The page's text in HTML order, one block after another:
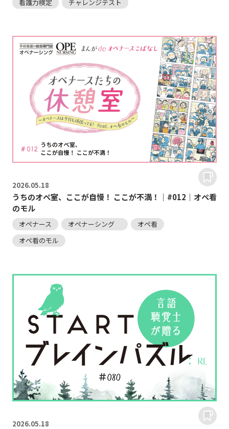
看護力検定 チャレンジテスト
2026.05.18
うちのオペ室、ここが自慢！ ここが不満！｜#012｜オペ看
のモル
オペナース オペナーシング
オペ看
オペ看のモル
2026.05.18